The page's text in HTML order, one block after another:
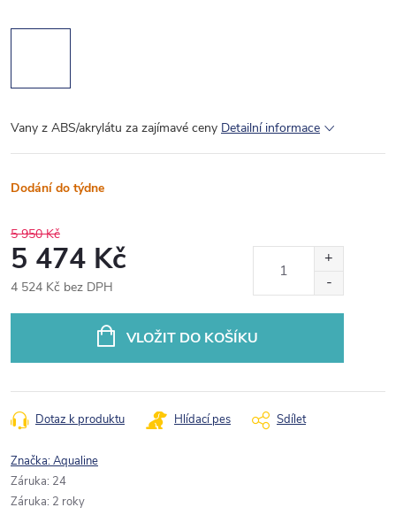
Vany z ABS/akrylátu za zajímavé ceny Detailní informace
Dodání do týdne
5 950 Kč
5 474 Kč
4 524 Kč bez DPH
VLOŽIT DO KOŠÍKU
Dotaz k produktu Hlídací pes Sdílet
Značka:Aqualine
Záruka: 24
Záruka: 2 roky